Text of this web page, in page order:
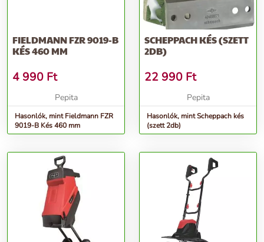
FIELDMANN FZR 9019-B
KÉS 460 MM
4 990 Ft
Pepita
Hasonlók, mint Fieldmann FZR
9019-B Kés 460 mm
SCHEPPACH KÉS (SZETT
2DB)
22 990 Ft
Pepita
Hasonlók, mint Scheppach kés
(szett 2db)